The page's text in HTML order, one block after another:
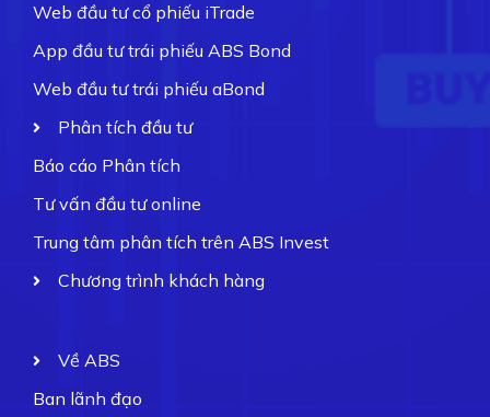
Web đầu tư cổ phiếu iTrade
App đầu tư trái phiếu ABS Bond
Web đầu tư trái phiếu aBond
Phân tích đầu tư
Báo cáo Phân tích
Tư vấn đầu tư online
Trung tâm phân tích trên ABS Invest
Chương trình khách hàng
Về ABS
Ban lãnh đạo